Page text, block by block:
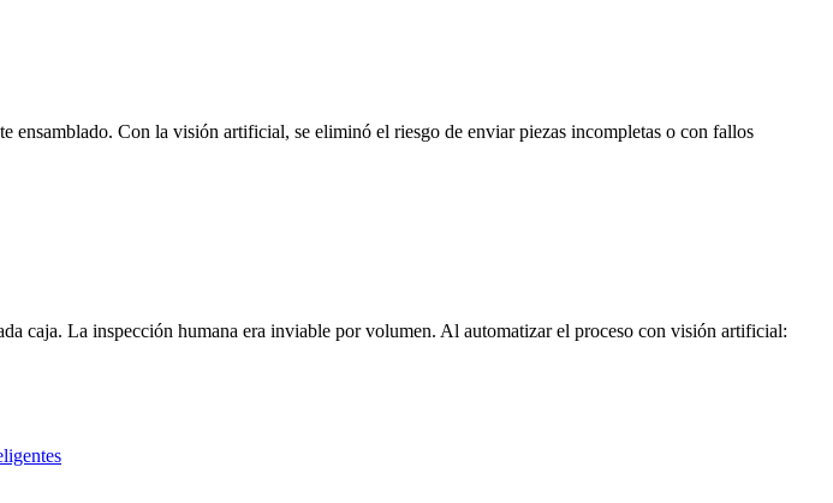
ensamblado. Con la visión artificial, se eliminó el riesgo de enviar piezas incompletas o con fallos
caja. La inspección humana era inviable por volumen. Al automatizar el proceso con visión artificial: